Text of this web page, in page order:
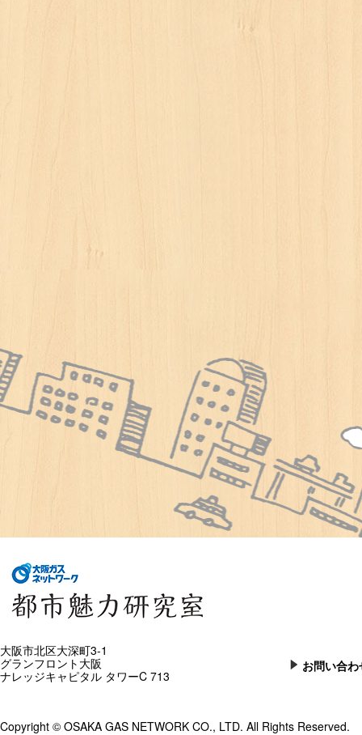
お問い合わ
大阪市北区大深町3-1
グランフロント大阪
ナレッジキャピタル タワーC 713
Copyright © OSAKA GAS NETWORK CO., LTD. All Rights Reserved.